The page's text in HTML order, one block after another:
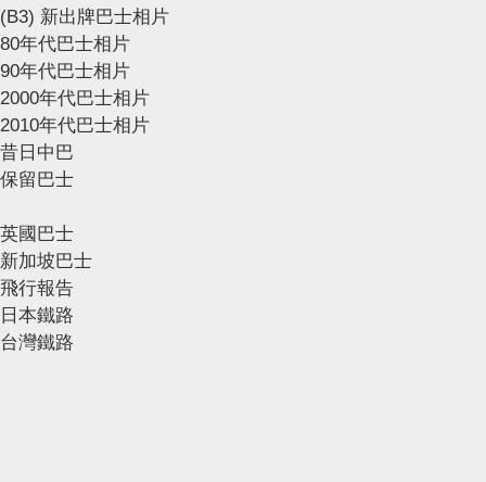
(B3) 新出牌巴士相片
80年代巴士相片
90年代巴士相片
2000年代巴士相片
2010年代巴士相片
昔日中巴
保留巴士
英國巴士
新加坡巴士
飛行報告
日本鐵路
台灣鐵路